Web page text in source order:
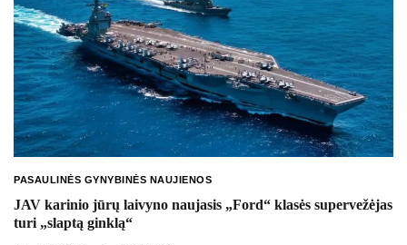
PASAULINĖS GYNYBINĖS NAUJIENOS
JAV karinio jūrų laivyno naujasis „Ford“ klasės supervežėjas
turi „slaptą ginklą“